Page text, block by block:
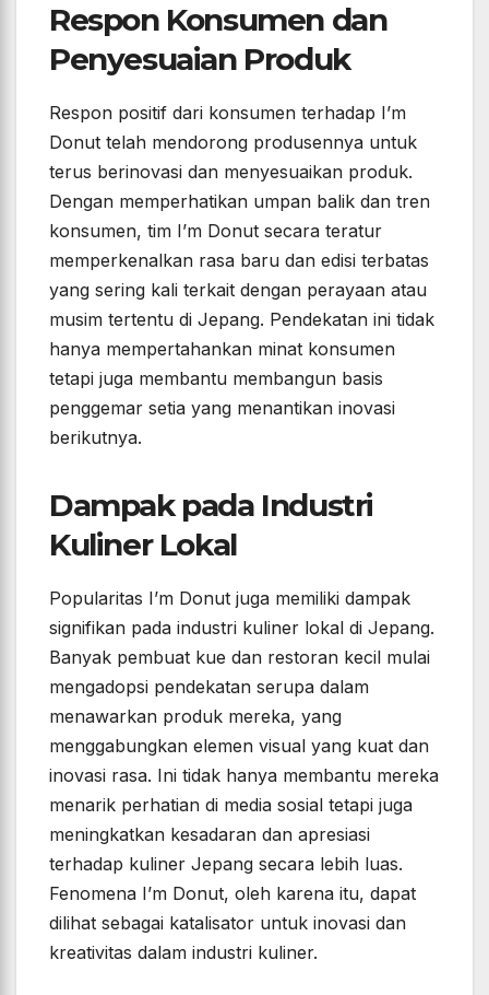
Respon Konsumen dan
Penyesuaian Produk
Respon positif dari konsumen terhadap I’m
Donut telah mendorong produsennya untuk
terus berinovasi dan menyesuaikan produk.
Dengan memperhatikan umpan balik dan tren
konsumen, tim I’m Donut secara teratur
memperkenalkan rasa baru dan edisi terbatas
yang sering kali terkait dengan perayaan atau
musim tertentu di Jepang. Pendekatan ini tidak
hanya mempertahankan minat konsumen
tetapi juga membantu membangun basis
penggemar setia yang menantikan inovasi
berikutnya.
Dampak pada Industri
Kuliner Lokal
Popularitas I’m Donut juga memiliki dampak
signifikan pada industri kuliner lokal di Jepang.
Banyak pembuat kue dan restoran kecil mulai
mengadopsi pendekatan serupa dalam
menawarkan produk mereka, yang
menggabungkan elemen visual yang kuat dan
inovasi rasa. Ini tidak hanya membantu mereka
menarik perhatian di media sosial tetapi juga
meningkatkan kesadaran dan apresiasi
terhadap kuliner Jepang secara lebih luas.
Fenomena I’m Donut, oleh karena itu, dapat
dilihat sebagai katalisator untuk inovasi dan
kreativitas dalam industri kuliner.